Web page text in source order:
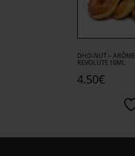
DHO-NUT – ARÔME
REVOLUTE 10ML
4.50€